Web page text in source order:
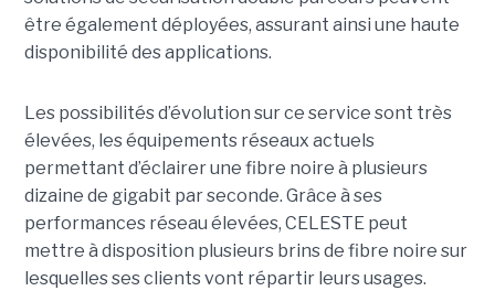
être également déployées, assurant ainsi une haute
disponibilité des applications.
Les possibilités d’évolution sur ce service sont très
élevées, les équipements réseaux actuels
permettant d’éclairer une fibre noire à plusieurs
dizaine de gigabit par seconde. Grâce à ses
performances réseau élevées, CELESTE peut
mettre à disposition plusieurs brins de fibre noire sur
lesquelles ses clients vont répartir leurs usages.